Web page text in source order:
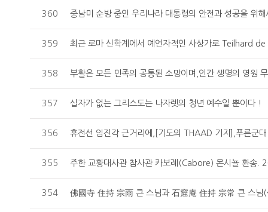
360 중남미 순방 중인 우리나라 대통령의 안전과 성공을 위
359 최근 로마 신학계에서 예언자적인 사상가로 Teilhard
358 부활은 모든 민족의 공통된 소망이며,인간 생명의 영원
357 십자가 없는 그리스도는 나자렛의 청년 예수일 뿐이다 !
356 휴전선 임진각 근거리에,[기도의 THAAD 기지],푸른군
355 주한 교황대사관 참사관 카보례(Cabore) 몬시뇰 환송.
354